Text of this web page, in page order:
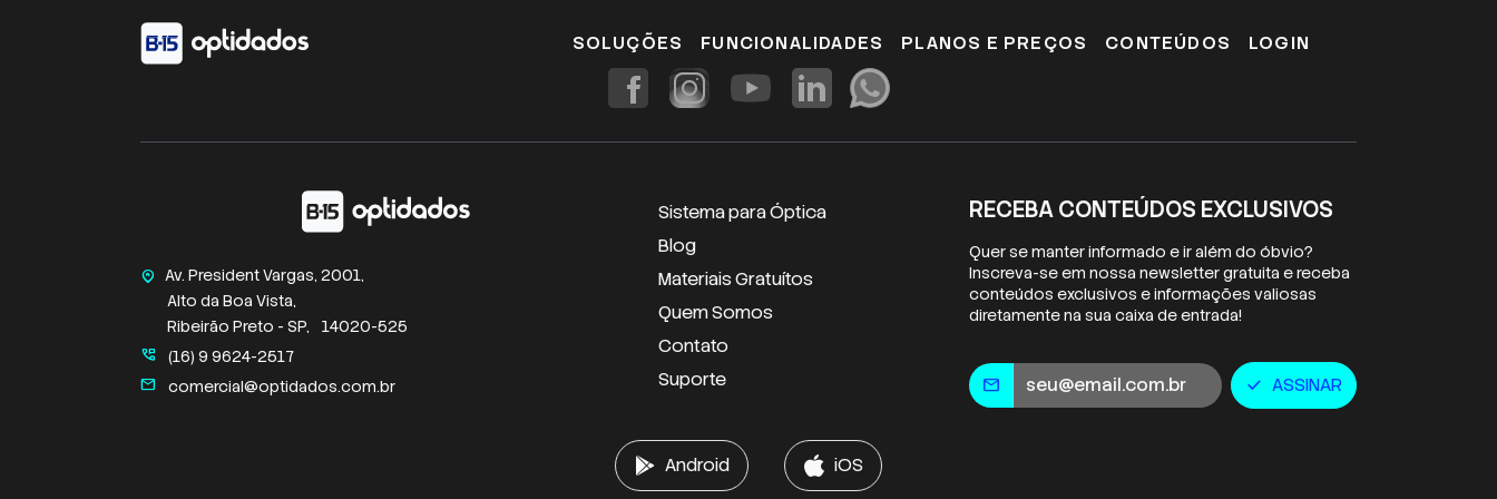
SOLUÇÕES FUNCIONALIDADES PLANOS E PREÇOS CONTEÚDOS LOGIN
home_pin
Av. President Vargas, 2001,
Alto da Boa Vista,
Ribeirão Preto - SP,
14020-525
perm_phone_msg (16) 9 9624-2517
mail comercial@optidados.com.br
Sistema para Óptica
Blog
Materiais Gratuítos
Quem Somos
Contato
Suporte
RECEBA CONTEÚDOS EXCLUSIVOS
Quer se manter informado e ir além do óbvio?
Inscreva-se em nossa newsletter gratuita e receba
conteúdos exclusivos e informações valiosas
diretamente na sua caixa de entrada!
E-mail
mail check ASSINAR
Android iOS